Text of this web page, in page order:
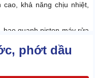
khả năng chịu nhiệt,
quanh piston máy rửa
phớt dầu